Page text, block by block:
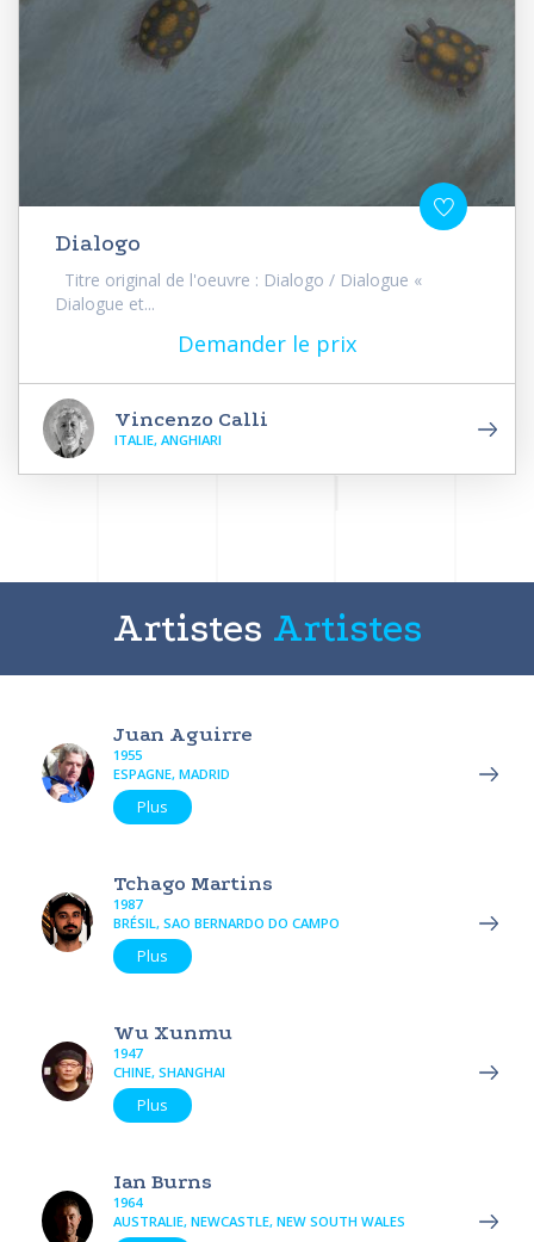
Dialogo
Titre original de l'oeuvre : Dialogo / Dialogue «
Dialogue et...
Demander le prix
Vincenzo Calli
ITALIE, ANGHIARI
Artistes Artistes
Juan Aguirre
1955
ESPAGNE, MADRID
Plus
Tchago Martins
1987
BRÉSIL, SAO BERNARDO DO CAMPO
Plus
Wu Xunmu
1947
CHINE, SHANGHAI
Plus
Ian Burns
1964
AUSTRALIE, NEWCASTLE, NEW SOUTH WALES